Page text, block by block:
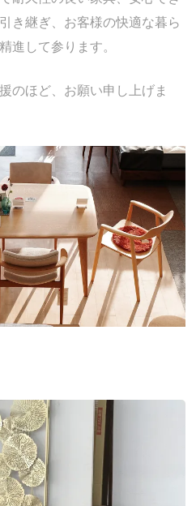
き継ぎ、お客様の快適な暮ら
進して参ります。
のほど、お願い申し上げま